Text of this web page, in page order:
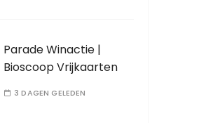
Parade Winactie |
Bioscoop Vrijkaarten
3 DAGEN GELEDEN